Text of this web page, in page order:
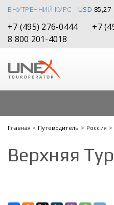
ВНУТРЕННИЙ КУРС USD 85,27
+7 (495) 276-0444
+7
8 800 201-4018
Главная > Путеводитель > Россия
Верхняя